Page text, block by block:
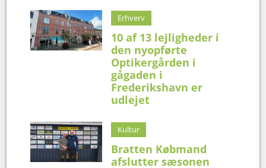
Erhverv
10 af 13 lejligheder i
den nyopførte
Optikergården i
gågaden i
Frederikshavn er
udlejet
Kultur
Bratten Købmand
afslutter sæsonen